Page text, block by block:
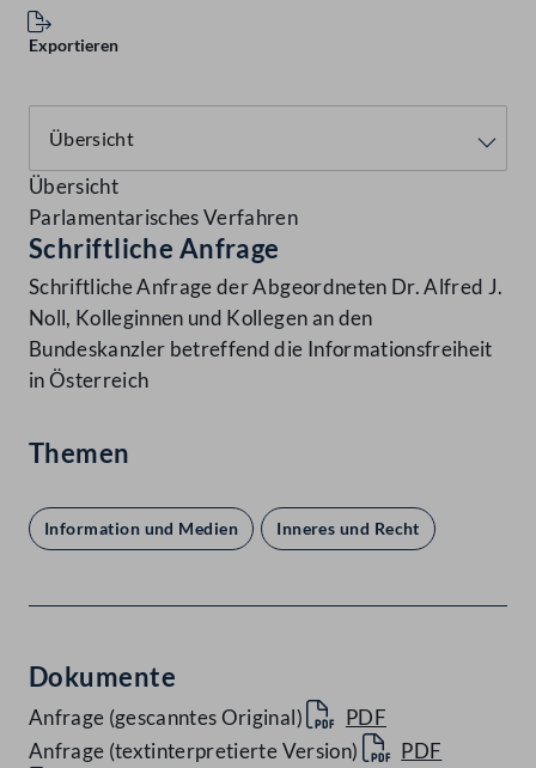
Exportieren
Übersicht
Parlamentarisches Verfahren
Schriftliche Anfrage
Schriftliche Anfrage der Abgeordneten Dr. Alfred J.
Noll, Kolleginnen und Kollegen an den
Bundeskanzler betreffend die Informationsfreiheit
in Österreich
Themen
Information und Medien Inneres und Recht
Dokumente
Anfrage (gescanntes Original)
PDF
Anfrage (textinterpretierte Version)
PDF